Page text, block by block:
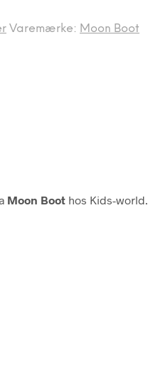
Varemærke: Moon Boot
Moon Boot hos Kids-